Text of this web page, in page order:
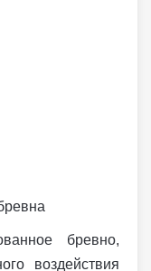
бревно,
воздействия